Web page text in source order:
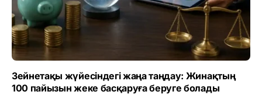
Зейнетақы жүйесіндегі жаңа таңдау: Жинақтың
100 пайызын жеке басқаруға беруге болады